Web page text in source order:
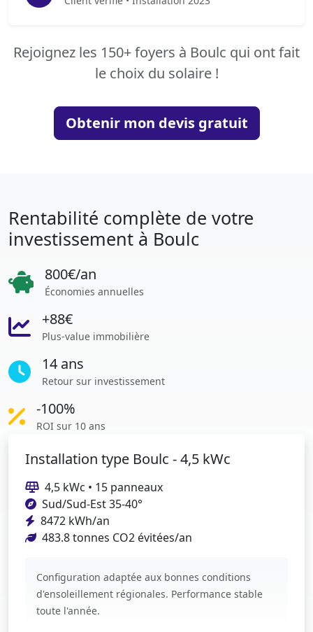
Rejoignez les 150+ foyers à Boulc qui ont fait
le choix du solaire !
Obtenir mon devis gratuit
Rentabilité complète de votre
investissement à Boulc
800€/an
Économies annuelles
+88€
Plus-value immobilière
14 ans
Retour sur investissement
-100%
ROI sur 10 ans
Installation type Boulc - 4,5 kWc
4,5 kWc • 15 panneaux
Sud/Sud-Est 35-40°
8472 kWh/an
483.8 tonnes CO2 évitées/an
Configuration adaptée aux bonnes conditions
d'ensoleillement régionales. Performance stable
toute l'année.